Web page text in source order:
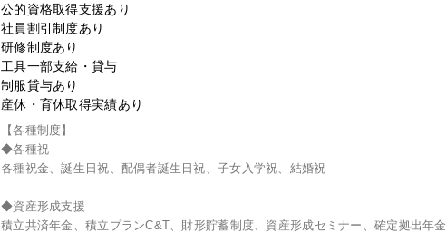
公的資格取得支援あり
社員割引制度あり
研修制度あり
工具一部支給・貸与
制服貸与あり
産休・育休取得実績あり
【各種制度】
◆各種祝
各種祝金、誕生日祝、配偶者誕生日祝、子女入学祝、結婚祝
◆資産形成支援
積立共済年金、積立プランC&T、財形貯蓄制度、資産形成セミナー、確定拠出年金